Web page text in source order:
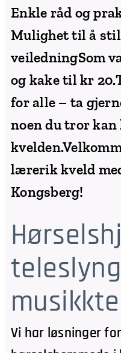
Enkle råd og
Mulighet til å
veiledningSom
og kake til kr
for alle – ta
noen du tror kan
lærerik kveld
Kongsberg!
Vi har løsninger